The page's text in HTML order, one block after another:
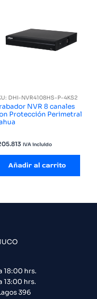
DHI-NVR4108HS-P-4KS2
NVR 8 canales
Protección Perimetral
IVA incluido
Añadir al carrito
18:00 hrs.
13:00 hrs.
396